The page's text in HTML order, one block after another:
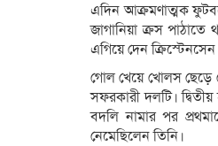
এদিন আক্রমণাত্মক
জাগানিয়া ক্রস
এগিয়ে দেন
গোল খেয়ে খোলস ছেড়ে
সফরকারী দলটি।
বদলি নামার পর
নেমেছিলেন তিনি।